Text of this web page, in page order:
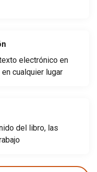
electrónico en
cualquier lugar
del libro, las